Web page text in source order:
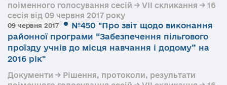
поіменного голосування сесій → VII скликання → 16
сесія від 09 червня 2017 року
09 червня 2017
№450 "Про звіт щодо виконання
районної програми “Забезпечення пільгового
проїзду учнів до місця навчання і додому” на
2016 рік"
Документи → Рішення, протоколи, результати